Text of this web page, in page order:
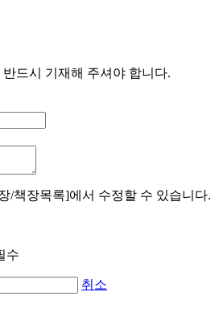
드시 기재해 주셔야 합니다.
/책장목록]에서 수정할 수 있습니다.
취소